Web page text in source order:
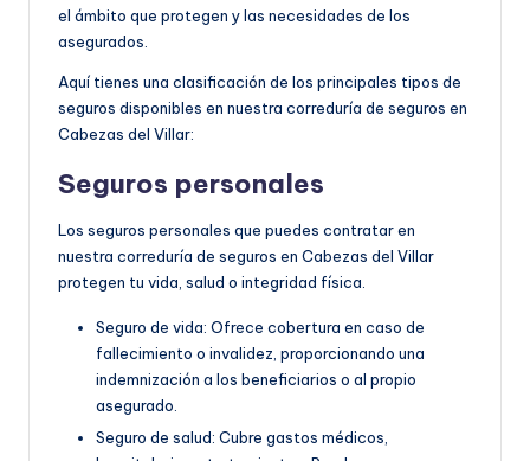
el ámbito que protegen y las necesidades de los
asegurados.
Aquí tienes una clasificación de los principales tipos de
seguros disponibles en nuestra correduría de seguros en
Cabezas del Villar:
Seguros personales
Los seguros personales que puedes contratar en
nuestra correduría de seguros en Cabezas del Villar
protegen tu vida, salud o integridad física.
Seguro de vida: Ofrece cobertura en caso de
fallecimiento o invalidez, proporcionando una
indemnización a los beneficiarios o al propio
asegurado.
Seguro de salud: Cubre gastos médicos,